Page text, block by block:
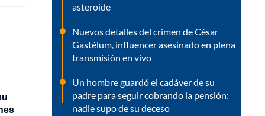
asteroide
Nuevos detalles del crimen de César
Gastélum, influencer asesinado en plena
transmisión en vivo
Un hombre guardó el cadáver de su
padre para seguir cobrando la pensión:
nadie supo de su deceso